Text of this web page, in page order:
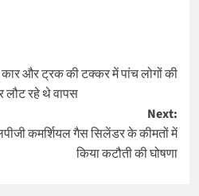
और ट्रक की टक्कर में पांच लोगों की
लौट रहे थे वापस
Next:
कमर्शियल गैस सिलेंडर के कीमतों में
किया कटौती की घोषणा